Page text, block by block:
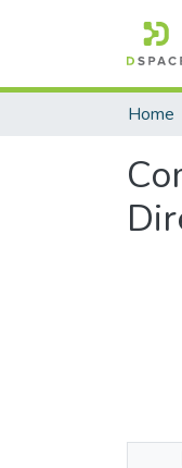
Home